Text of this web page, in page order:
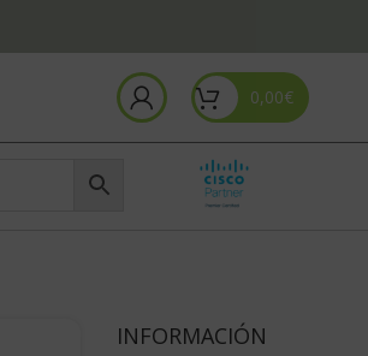
0,00€
INFORMACIÓN